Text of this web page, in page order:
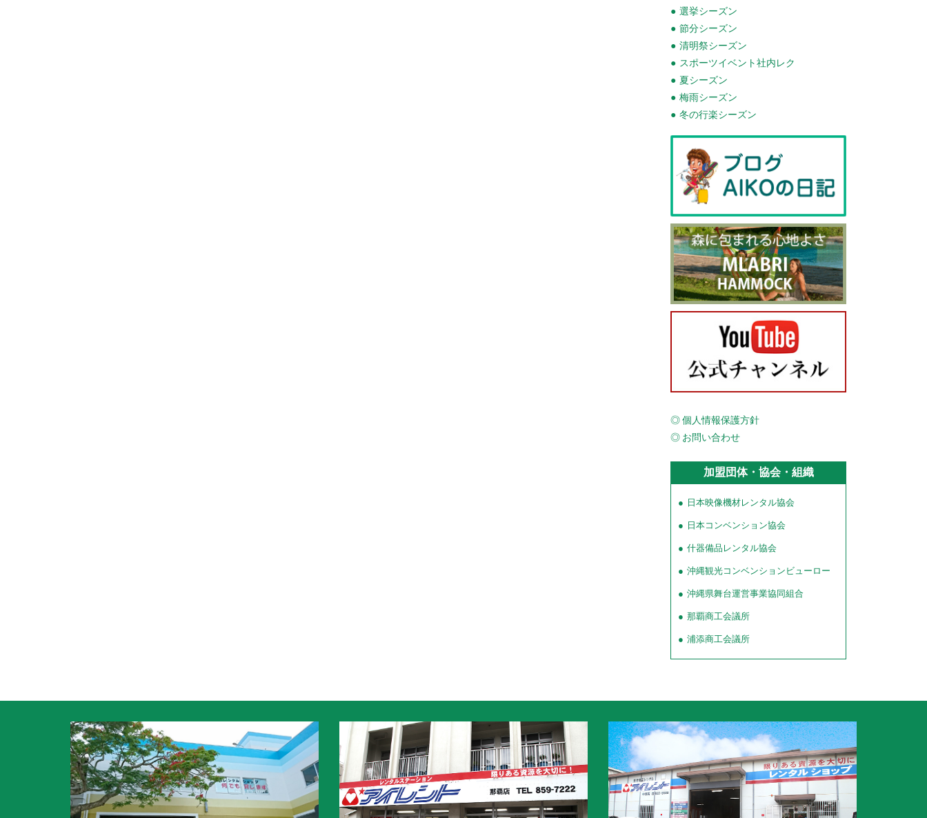
選挙シーズン
節分シーズン
清明祭シーズン
スポーツイベント社内レク
夏シーズン
梅雨シーズン
冬の行楽シーズン
個人情報保護方針
お問い合わせ
加盟団体・協会・組織
日本映像機材レンタル協会
日本コンベンション協会
什器備品レンタル協会
沖縄観光コンベンションビューロー
沖縄県舞台運営事業協同組合
那覇商工会議所
浦添商工会議所